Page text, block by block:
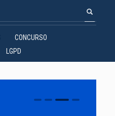
CONCURSO
LGPD
0 1 2